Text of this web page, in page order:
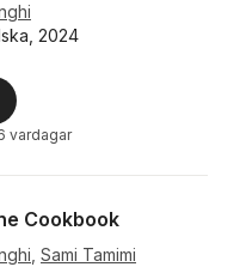
2024
vardagar
Cookbook
Sami Tamimi